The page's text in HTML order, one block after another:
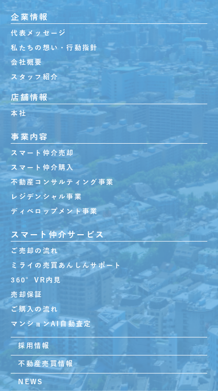
企業情報
代表メッセージ
私たちの想い・行動指針
会社概要
スタッフ紹介
店舗情報
本社
事業内容
スマート仲介売却
スマート仲介購入
不動産コンサルティング事業
レジデンシャル事業
ディベロップメント事業
スマート仲介サービス
ご売却の流れ
ミライの売買あんしんサポート
360°VR内見
売却保証
ご購入の流れ
マンションAI自動査定
採用情報
不動産売買情報
NEWS